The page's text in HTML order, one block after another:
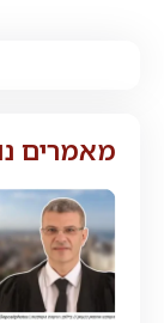
מאמרים